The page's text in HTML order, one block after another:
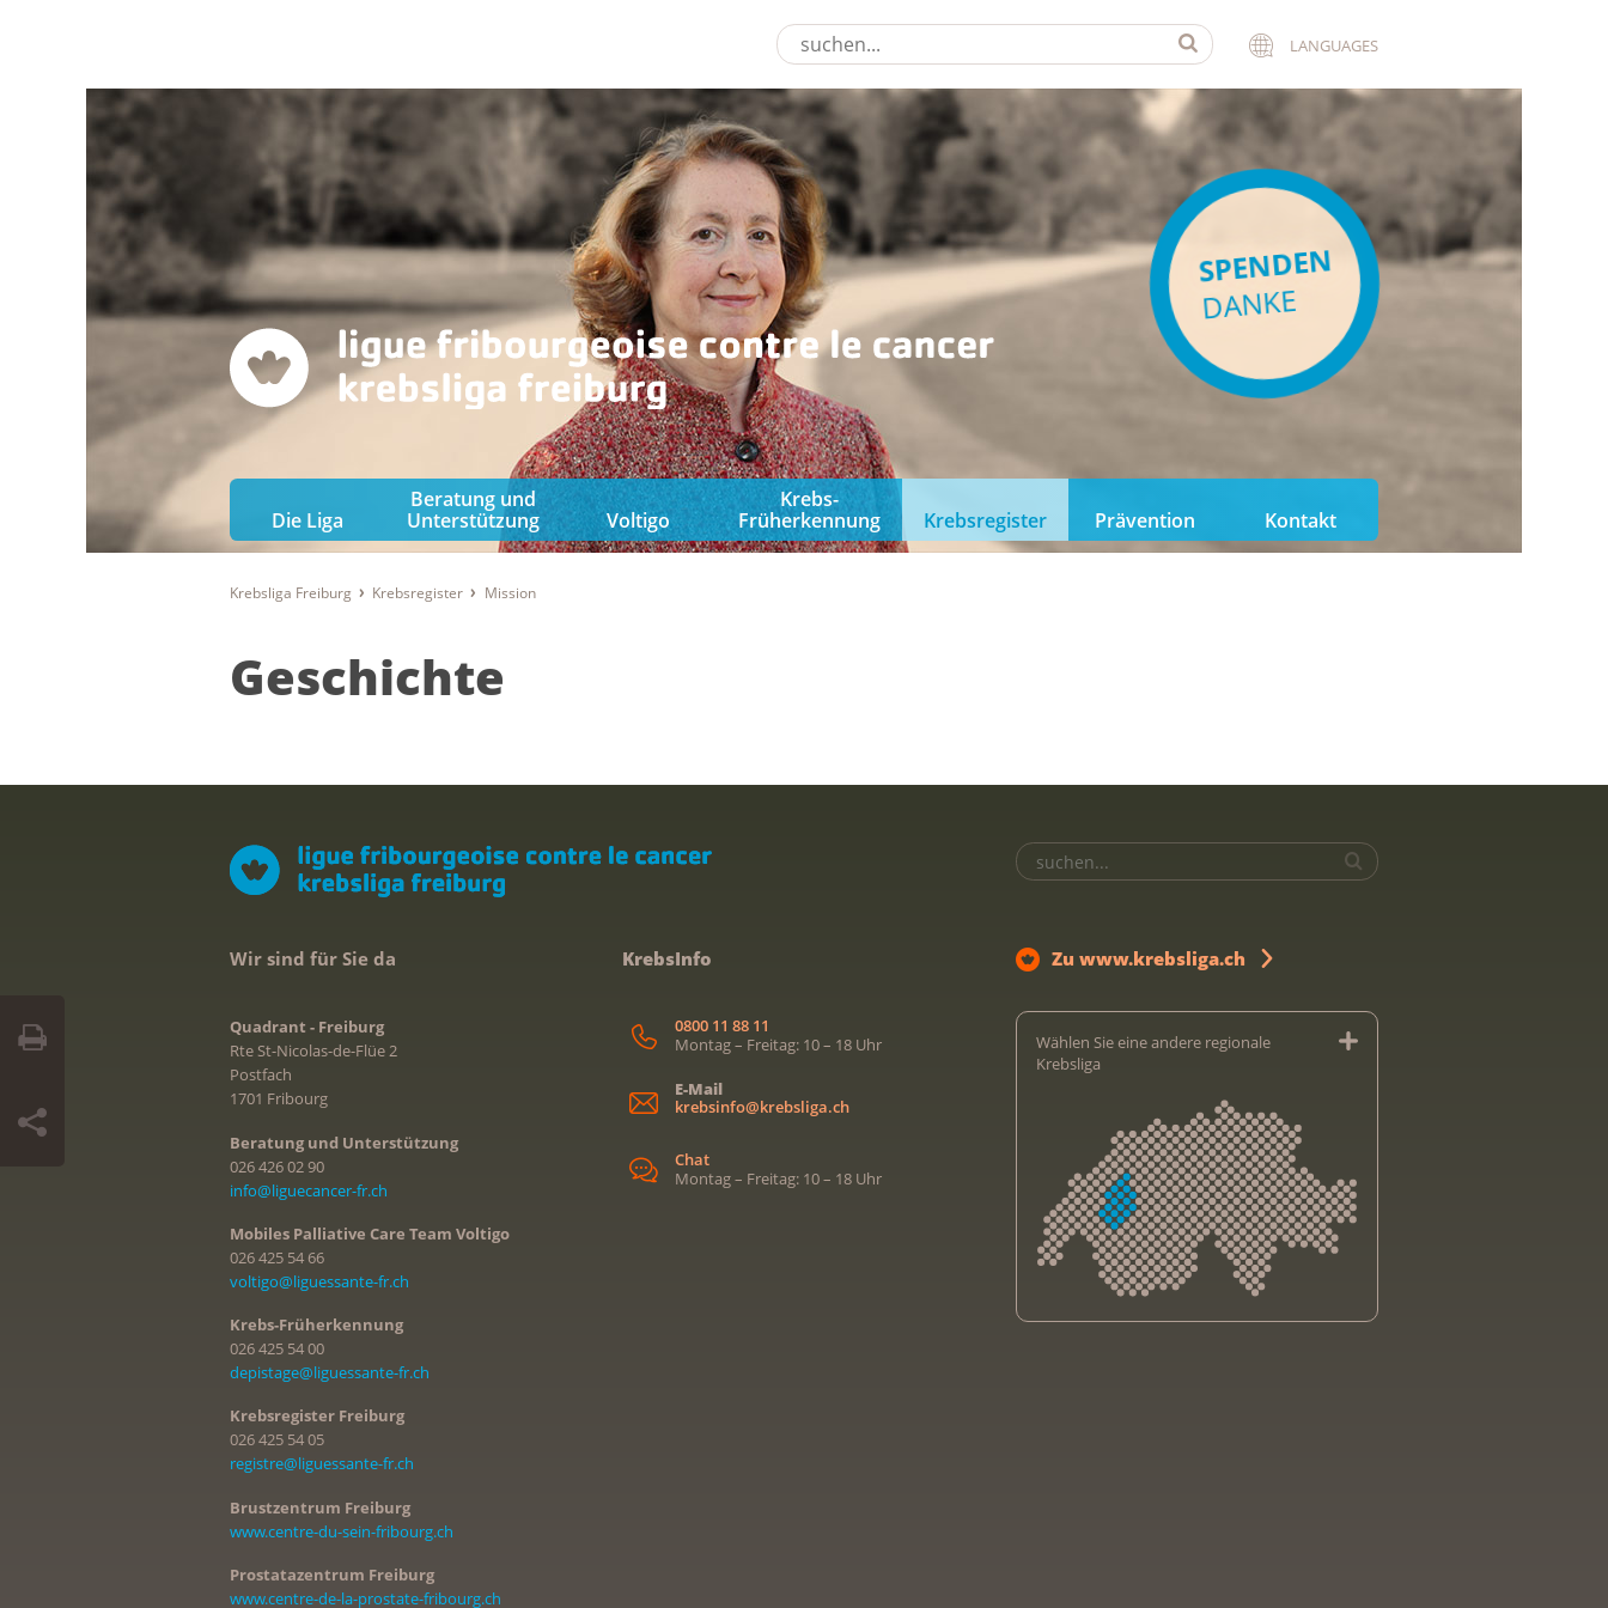
LANGUAGES
SPENDEN
DANKE
Die Liga
Beratung und
Unterstützung
Voltigo
Krebs-
Früherkennung
Krebsregister Prävention Kontakt
Krebsliga Freiburg Krebsregister Mission
Geschichte
Wir sind für Sie da
Quadrant - Freiburg
Rte St-Nicolas-de-Flüe 2
Postfach
1701 Fribourg
Beratung und Unterstützung
026 426 02 90
info@liguecancer-fr.ch
Mobiles Palliative Care Team Voltigo
026 425 54 66
voltigo@liguessante-fr.ch
Krebs-Früherkennung
026 425 54 00
depistage@liguessante-fr.ch
Krebsregister Freiburg
026 425 54 05
registre@liguessante-fr.ch
Brustzentrum Freiburg
www.centre-du-sein-fribourg.ch
Prostatazentrum Freiburg
www.centre-de-la-prostate-fribourg.ch
KrebsInfo
0800 11 88 11
Montag – Freitag: 10 – 18 Uhr
E-Mail
krebsinfo@krebsliga.ch
Chat
Montag – Freitag: 10 – 18 Uhr
Zu www.krebsliga.ch
Wählen Sie eine andere regionale
Krebsliga